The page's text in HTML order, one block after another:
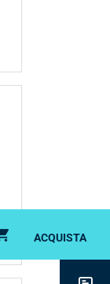
ACQUISTA